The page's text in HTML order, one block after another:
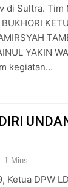
di Sultra.
YAKIN
kegiatan…
1 Mins
Ketua DPW